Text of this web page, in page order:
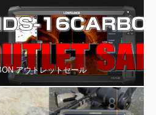
アウトレットセール